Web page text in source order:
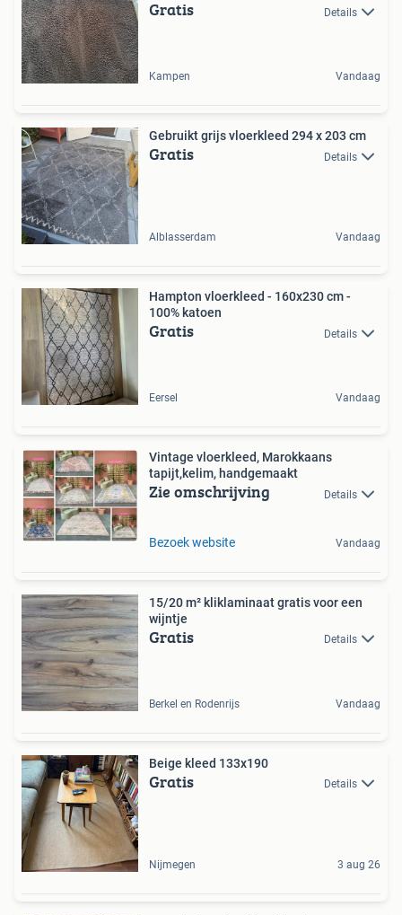
Gratis Details
Kampen Vandaag
Gebruikt grijs vloerkleed 294 x 203 cm
Gratis Details
Alblasserdam Vandaag
Hampton vloerkleed - 160x230 cm -
100% katoen
Gratis Details
Eersel Vandaag
Vintage vloerkleed, Marokkaans
tapijt,kelim, handgemaakt
Zie omschrijving Details
Bezoek website Vandaag
15/20 m² kliklaminaat gratis voor een
wijntje
Gratis Details
Berkel en Rodenrijs Vandaag
Beige kleed 133x190
Gratis Details
Nijmegen 3 aug 26